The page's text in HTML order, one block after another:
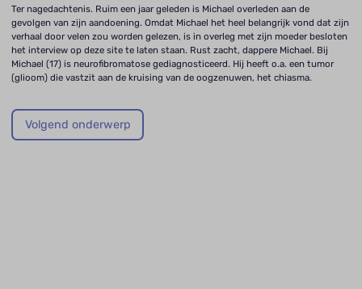
Ter nagedachtenis. Ruim een jaar geleden is Michael overleden aan de
gevolgen van zijn aandoening. Omdat Michael het heel belangrijk vond dat zijn
verhaal door velen zou worden gelezen, is in overleg met zijn moeder besloten
het interview op deze site te laten staan. Rust zacht, dappere Michael. Bij
Michael (17) is neurofibromatose gediagnosticeerd. Hij heeft o.a. een tumor
(glioom) die vastzit aan de kruising van de oogzenuwen, het chiasma.
Volgend onderwerp